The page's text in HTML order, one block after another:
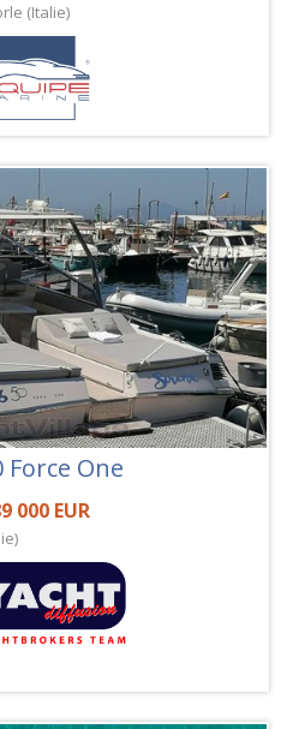
(Italie)
Force One
000 EUR